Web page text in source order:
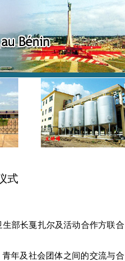
式
部长戛扎尔及活动合作方联合
年及社会团体之间的交流与合